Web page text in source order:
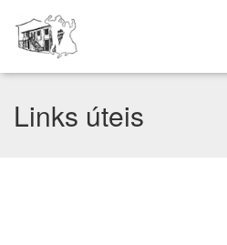
Links úteis